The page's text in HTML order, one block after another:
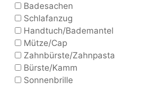
Badesachen
Schlafanzug
Handtuch/Bademantel
Mütze/Cap
Zahnbürste/Zahnpasta
Bürste/Kamm
Sonnenbrille